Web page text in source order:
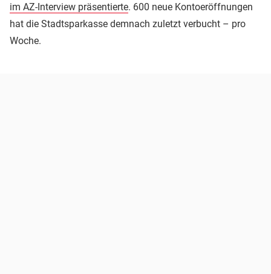
im AZ-Interview präsentierte. 600 neue Kontoeröffnungen
hat die Stadtsparkasse demnach zuletzt verbucht – pro
Woche.